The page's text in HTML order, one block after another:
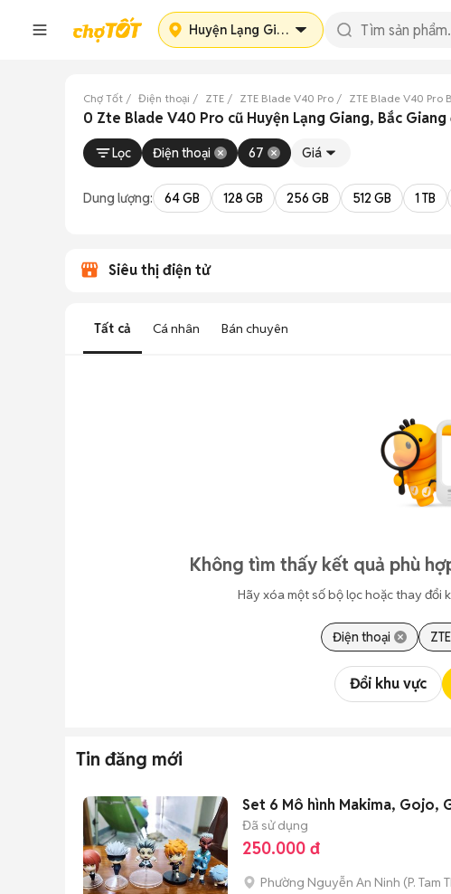
Huyện Lạng Giang
Chợ Tốt Điện thoại ZTE ZTE Blade V40 Pro ZTE Blade V40 Pro
0 Zte Blade V40 Pro cũ Huyện Lạng Giang, Bắc Giang
Lọc Điện thoại 67 Giá
Dung lượng: 64 GB 128 GB 256 GB 512 GB 1 TB
Siêu thị điện tử
Tất cả Cá nhân Bán chuyên
Không tìm thấy kết quả phù
Hãy xóa một số bộ lọc hoặc thay đổi
Điện thoại ZTE
Đổi khu vực
Tin đăng mới
Set 6 Mô hình Makima, Gojo,
Đã sử dụng
250.000 đ
Phường Nguyễn An Ninh (P. Tam